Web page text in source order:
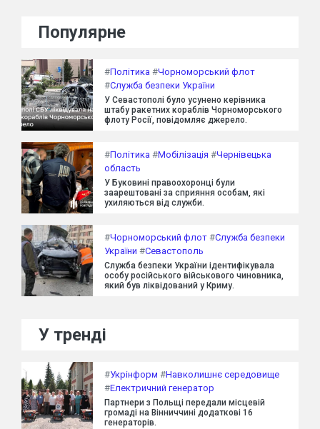
Популярне
#Політика #Чорноморський флот
#Служба безпеки України
У Севастополі було усунено керівника
штабу ракетних кораблів Чорноморського
флоту Росії, повідомляє джерело.
#Політика #Мобілізація #Чернівецька
область
У Буковині правоохоронці були
заарештовані за сприяння особам, які
ухиляються від служби.
#Чорноморський флот #Служба безпеки
України #Севастополь
Служба безпеки України ідентифікувала
особу російського військового чиновника,
який був ліквідований у Криму.
У тренді
#Укрінформ #Навколишнє середовище
#Електричний генератор
Партнери з Польщі передали місцевій
громаді на Вінниччині додаткові 16
генераторів.